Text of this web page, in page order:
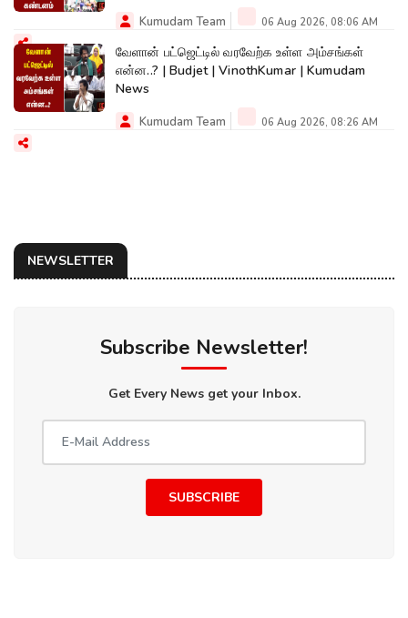
Kumudam Team 06 Aug 2026, 08:06 AM
வேளான் பட்ஜெட்டில் வரவேற்க உள்ள அம்சங்கள்
என்ன..? | Budjet | VinothKumar | Kumudam
News
Kumudam Team 06 Aug 2026, 08:26 AM
NEWSLETTER
Subscribe Newsletter!
Get Every News get your Inbox.
SUBSCRIBE